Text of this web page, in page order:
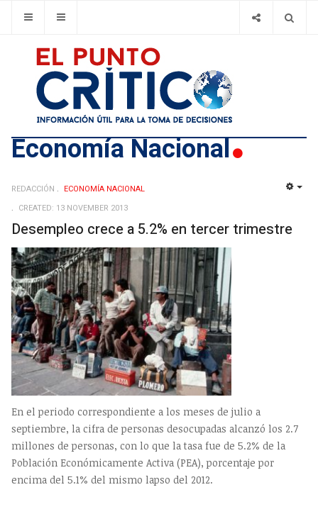
Economí­a Nacional
REDACCIÓN
ECONOMÍ­A NACIONAL
CREATED: 13 NOVEMBER 2013
Desempleo crece a 5.2% en tercer trimestre
En el periodo correspondiente a los meses de julio a
septiembre, la cifra de personas desocupadas alcanzó los 2.7
millones de personas, con lo que la tasa fue de 5.2% de la
Población Económicamente Activa (PEA), porcentaje por
encima del 5.1% del mismo lapso del 2012.